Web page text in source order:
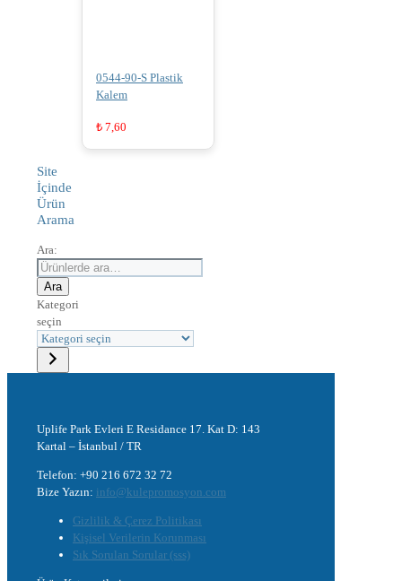
0544-90-S Plastik
Kalem
₺ 7,60
Site
İçinde
Ürün
Arama
Ara:
Ara
Kategori
seçin
Uplife Park Evleri E Residance 17. Kat D: 143
Kartal – İstanbul / TR
Telefon: +90 216 672 32 72
Bize Yazın: info@kulepromosyon.com
Gizlilik & Çerez Politikası
Kişisel Verilerin Korunması
Sık Sorulan Sorular (sss)